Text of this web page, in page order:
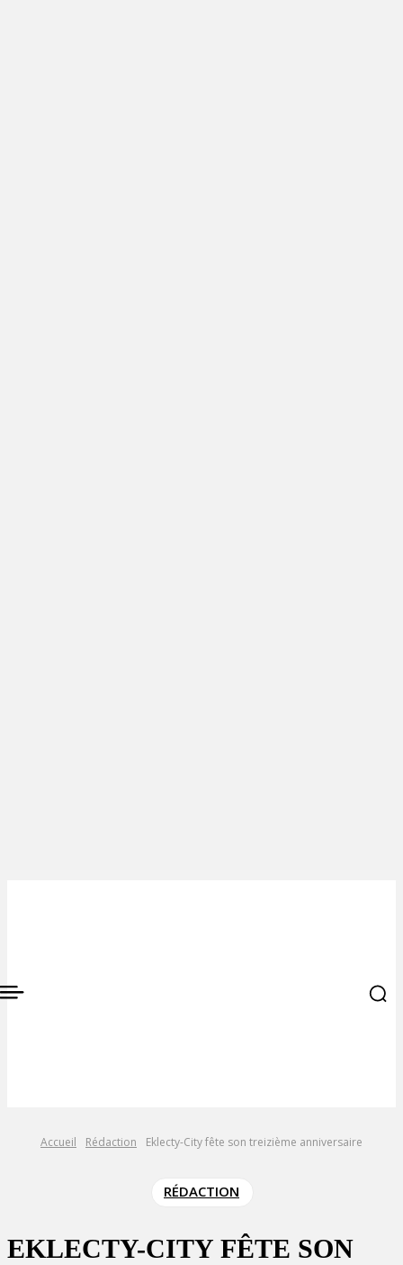
Accueil Rédaction Eklecty-City fête son treizième anniversaire
RÉDACTION
EKLECTY-CITY FÊTE SON